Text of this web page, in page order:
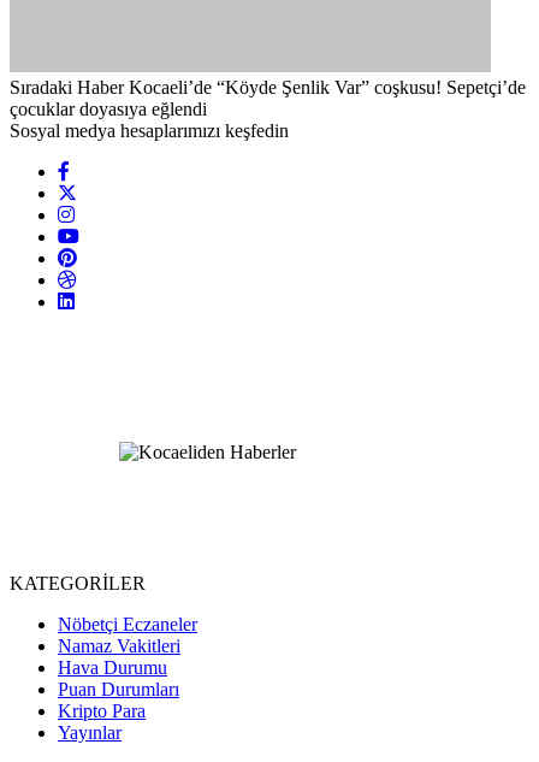
Sıradaki Haber Kocaeli’de “Köyde Şenlik Var” coşkusu! Sepetçi’de
çocuklar doyasıya eğlendi
Sosyal medya hesaplarımızı keşfedin
KATEGORİLER
Nöbetçi Eczaneler
Namaz Vakitleri
Hava Durumu
Puan Durumları
Kripto Para
Yayınlar